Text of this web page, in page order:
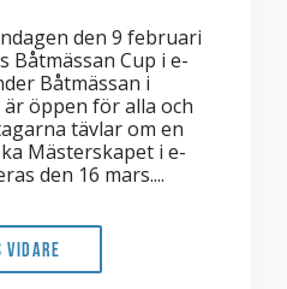
den 9 februari
Båtmässan Cup i e-
Båtmässan i
öppen för alla och
tävlar om en
Mästerskapet i e-
den 16 mars....
vidare